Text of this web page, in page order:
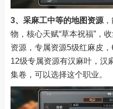
3、采麻工中等的地图资源
物，核心天赋“草本祝福”，
资源，专属资源5级红麻皮
12级专属资源有汉麻叶，汉
集卷，可以选择这个职业。